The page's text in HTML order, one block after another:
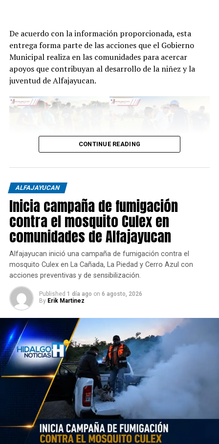
De acuerdo con la información proporcionada, esta
entrega forma parte de las acciones que el Gobierno
Municipal realiza en las comunidades para acercar
apoyos que contribuyan al desarrollo de la niñez y la
juventud de Alfajayucan.
CONTINUE READING
ALFAJAYUCAN
Inicia campaña de fumigación
contra el mosquito Culex en
comunidades de Alfajayucan
Alfajayucan inició una campaña de fumigación contra el
mosquito Culex en La Cañada, La Piedad y Cerro Azul con
acciones preventivas y de sensibilización.
Published 1 día ago on 6 agosto, 2026
By Erik Martinez